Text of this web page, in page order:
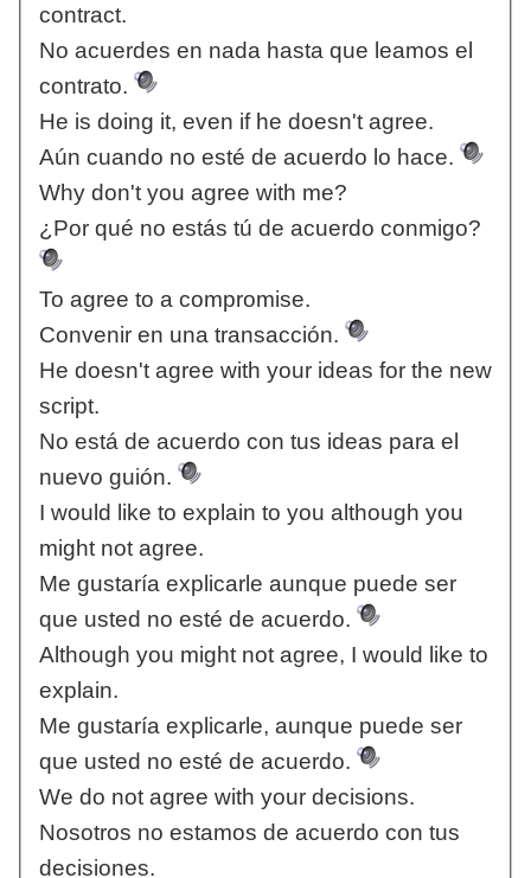
contract.
No acuerdes en nada hasta que leamos el
contrato.
He is doing it, even if he doesn't agree.
Aún cuando no esté de acuerdo lo hace.
Why don't you agree with me?
¿Por qué no estás tú de acuerdo conmigo?
To agree to a compromise.
Convenir en una transacción.
He doesn't agree with your ideas for the new
script.
No está de acuerdo con tus ideas para el
nuevo guión.
I would like to explain to you although you
might not agree.
Me gustaría explicarle aunque puede ser
que usted no esté de acuerdo.
Although you might not agree, I would like to
explain.
Me gustaría explicarle, aunque puede ser
que usted no esté de acuerdo.
We do not agree with your decisions.
Nosotros no estamos de acuerdo con tus
decisiones.